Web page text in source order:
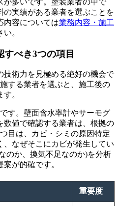
の実績がある業者を選ぶことを
内容については業務内容・施工
。
べき3つの項目
技術力を見極める絶好の機会で
する業者を選ぶと、施工後の
。
す。壁面含水率計やサーモグ
数値で確認する業者は、根拠の
目は、カビ・シミの原因特定
、なぜそこにカビが発生してい
のか、換気不足なのか)を分析
が的確です。
重要度